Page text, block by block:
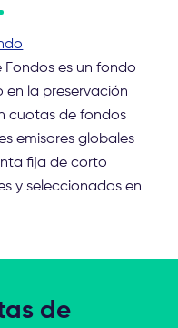
Fondos es un fondo
la preservación
cuotas de fondos
emisores globales
fija de corto
y seleccionados en
de